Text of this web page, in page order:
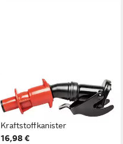
Kanister, Auto-Ausgießer
5+10 Liter für
Kraftstoffkanister
16,98 €